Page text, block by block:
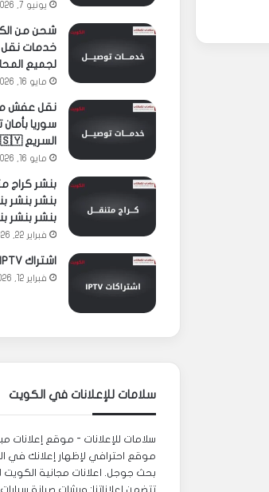
يونيو 7, 2026
شحن من
خدمات
لجميع
مايو 16, 2026
نقل عفش
سوريا
السريع 🇰🇼✈️🇸🇾
مايو 16, 2026
بنشر كراج
بنشر بنشر
بنشر بنشر
فبراير 22, 2026
اشتراك Lion TV IPTV
فبراير 12, 2026
سلامات للإعلانات في الكويت
سلامات للإعلانات - موقع إعلانات
موقع احترافي لإظهار إعلانك في
بحث جوجل. اعلانات مجانية الكويت
تتضمن إعلاناتنا: ورشات صيانة